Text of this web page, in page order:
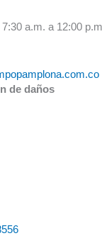
a.m. a 12:00
de daños